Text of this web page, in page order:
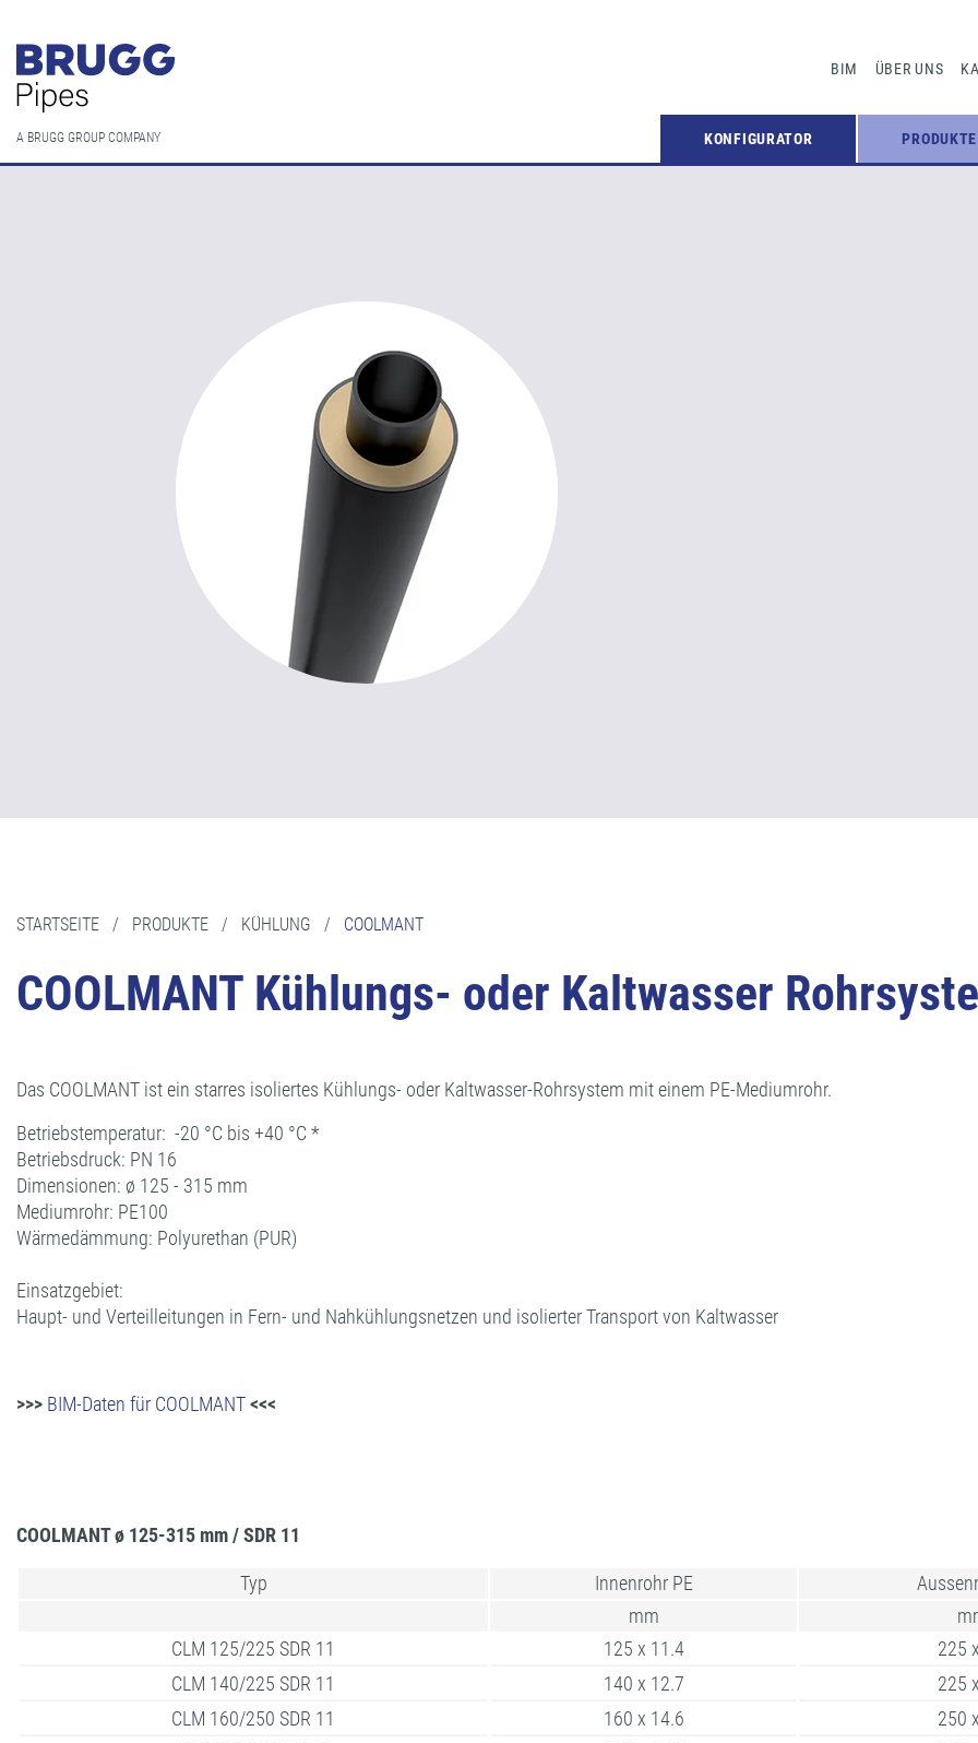
BIM ÜBER UNS
A BRUGG GROUP COMPANY KONFIGURATOR PRODUKTE
STARTSEITE / PRODUKTE / KÜHLUNG / COOLMANT
COOLMANT Kühlungs- oder Kaltwasser
Das COOLMANT ist ein starres isoliertes Kühlungs- oder Kaltwasser-Rohrsystem mit einem PE-Mediumrohr.
Betriebstemperatur: -20 °C bis +40 °C *
Betriebsdruck: PN 16
Dimensionen: ø 125 - 315 mm
Mediumrohr: PE100
Wärmedämmung: Polyurethan (PUR)
Einsatzgebiet:
Haupt- und Verteilleitungen in Fern- und Nahkühlungsnetzen und isolierter Transport von Kaltwasser
>>> BIM-Daten für COOLMANT<<<
COOLMANT ø 125-315 mm / SDR 11
Typ Innenrohr PE
mm
CLM 125/225 SDR 11
125 x 11.4
225
CLM 140/225 SDR 11
140 x 12.7
225
CLM 160/250 SDR 11
160 x 14.6
250